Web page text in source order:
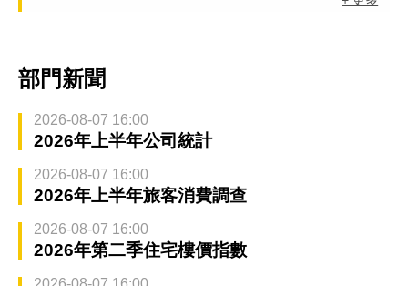
部門新聞
2026-08-07 16:00
2026年上半年公司統計
2026-08-07 16:00
2026年上半年旅客消費調查
2026-08-07 16:00
2026年第二季住宅樓價指數